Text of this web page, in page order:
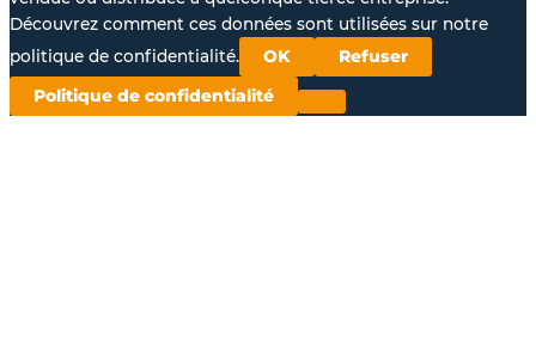
Découvrez comment ces données sont utilisées sur notre
politique de confidentialité.
OK Refuser
Politique de confidentialité